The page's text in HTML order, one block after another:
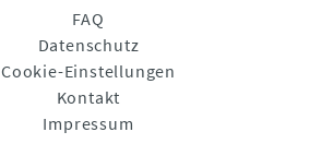
FAQ
Datenschutz
Cookie-Einstellungen
Kontakt
Impressum